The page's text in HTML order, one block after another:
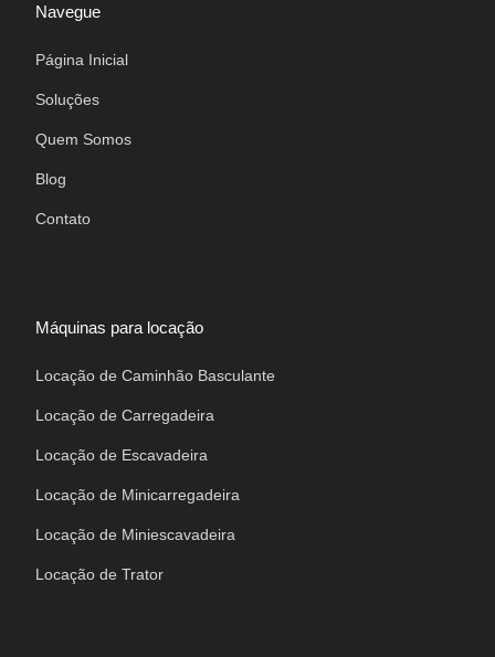
Navegue
Página Inicial
Soluções
Quem Somos
Blog
Contato
Máquinas para locação
Locação de Caminhão Basculante
Locação de Carregadeira
Locação de Escavadeira
Locação de Minicarregadeira
Locação de Miniescavadeira
Locação de Trator